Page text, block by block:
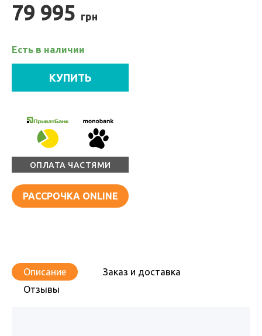
79 995 грн
Есть в наличии
КУПИТЬ
ОПЛАТА ЧАСТЯМИ
РАССРОЧКА ONLINE
Описание
Заказ и доставка
Отзывы